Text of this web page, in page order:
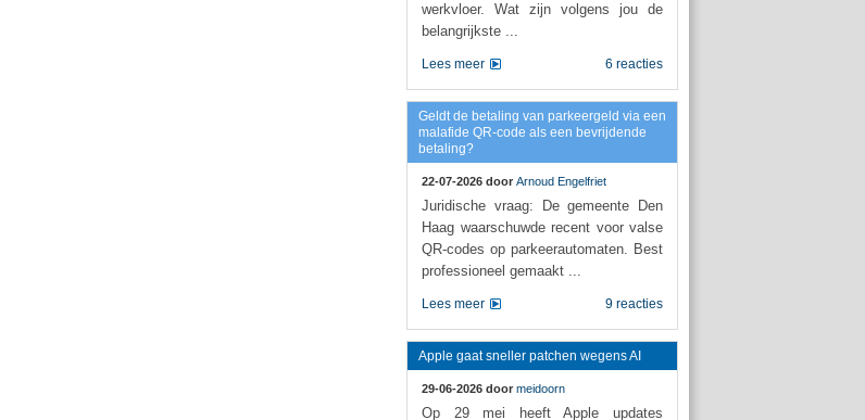
werkvloer. Wat zijn volgens jou de
belangrijkste ...
6 reacties
Lees meer
Geldt de betaling van parkeergeld via een
malafide QR-code als een bevrijdende
betaling?
22-07-2026 door Arnoud Engelfriet
Juridische vraag: De gemeente Den
Haag waarschuwde recent voor valse
QR-codes op parkeerautomaten. Best
professioneel gemaakt ...
9 reacties
Lees meer
Apple gaat sneller patchen wegens AI
29-06-2026 door meidoorn
Op 29 mei heeft Apple updates